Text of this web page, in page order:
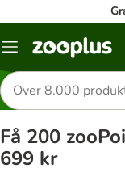
Menu
Søg
efter
produkter
Få 200
699 kr